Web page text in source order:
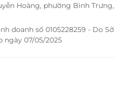
rộng rãi, thoáng mát, nội
Hoàng, phường Bình Trưng,
doanh số 0105228259 - Do Sở
ngày 07/05/2025